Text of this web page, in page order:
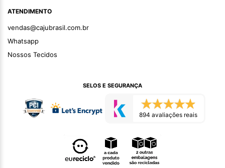
ATENDIMENTO
vendas@cajubrasil.com.br
Whatsapp
Nossos Tecidos
SELOS E SEGURANÇA
894 avaliações reais